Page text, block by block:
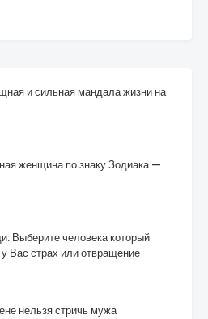
и сильная мандала жизни на
женщина по знаку Зодиака —
Выберите человека который
Вас страх или отвращение
нельзя стричь мужа